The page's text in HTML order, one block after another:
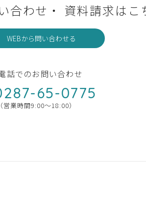
合わせ・ 資料請求はこ
WEBから問い合わせる
話でのお問い合わせ
65-0775
（営業時間9:00〜18:00）